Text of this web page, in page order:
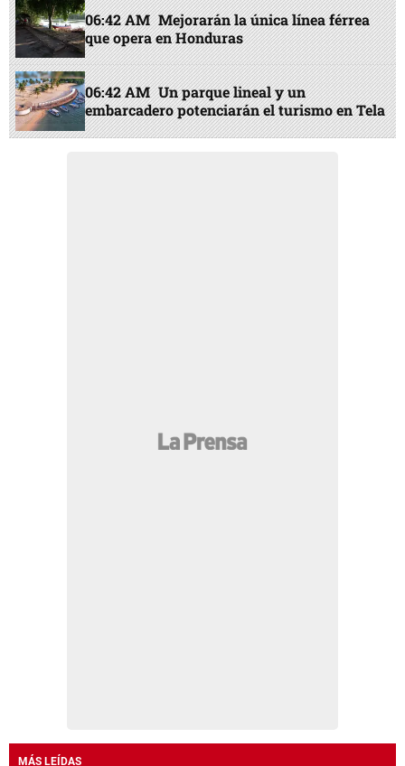
06:42 AM Mejorarán la única línea férrea
que opera en Honduras
06:42 AM Un parque lineal y un
embarcadero potenciarán el turismo en Tela
MÁS LEÍDAS